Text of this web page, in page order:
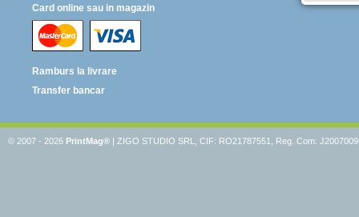
Card online sau in magazin
Ramburs la livrare
Transfer bancar
© 2007 - 2026 PrintMag® ZIGO STUDIO SRL, CIF: RO21787551, Reg. Com: